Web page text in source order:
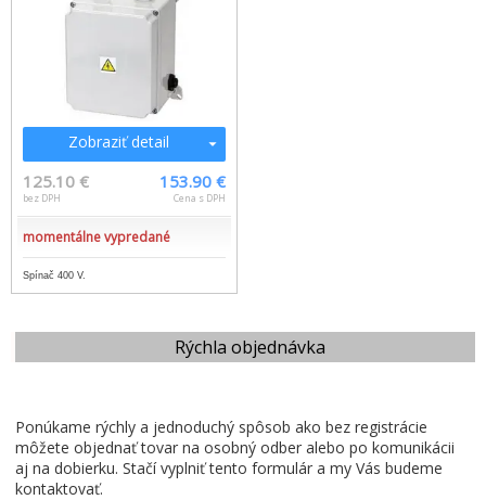
Rýchla objednávka
Ponúkame rýchly a jednoduchý spôsob ako bez registrácie
môžete objednať tovar na osobný odber alebo po komunikácii
aj na dobierku. Stačí vyplniť tento formulár a my Vás budeme
kontaktovať.
Zobraziť detail
125.10 €
bez DPH
153.90 €
Cena s DPH
momentálne vypredané
Spínač 400 V.